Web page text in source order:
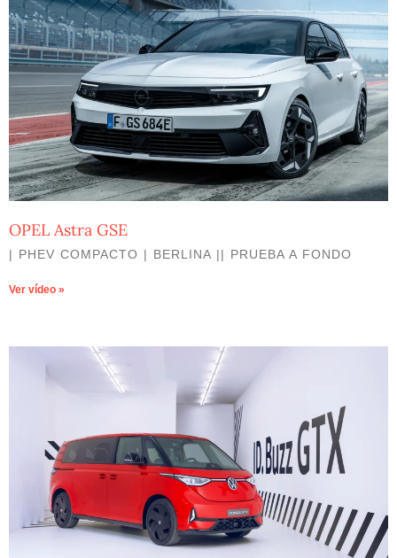
OPEL Astra GSE
| PHEV COMPACTO | BERLINA || PRUEBA A FONDO
Ver vídeo »